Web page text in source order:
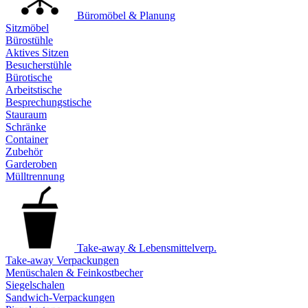
Büromöbel & Planung
Sitzmöbel
Bürostühle
Aktives Sitzen
Besucherstühle
Bürotische
Arbeitstische
Besprechungstische
Stauraum
Schränke
Container
Zubehör
Garderoben
Mülltrennung
Take-away & Lebensmittelverp.
Take-away Verpackungen
Menüschalen & Feinkostbecher
Siegelschalen
Sandwich-Verpackungen